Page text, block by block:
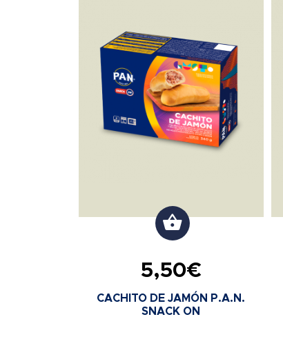
CACHITO DE JAMÓN P.A.N.
SNACK ON
5,50€